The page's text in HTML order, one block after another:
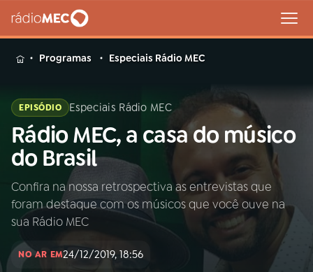
MENU
Buscar
na
Rádio
MEC
Buscar
Início AO VIVO
01INÍCIO
Programas Especiais Rádio MEC
EPISÓDIO Especiais Rádio MEC
Rádio MEC, a casa do músico
do Brasil
Confira na nossa retrospectiva as entrevistas que
foram destaque com os músicos que você ouve na
sua Rádio MEC
NO AR EM24/12/2019, 18:56